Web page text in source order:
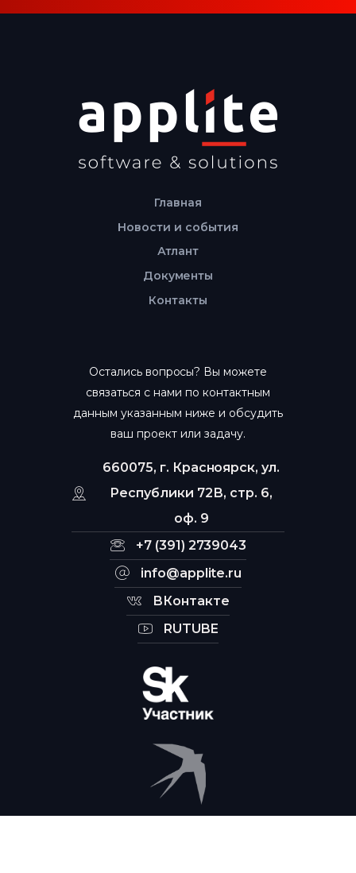
Главная
Новости и события
Атлант
Документы
Контакты
Остались вопросы? Вы можете
связаться с нами по контактным
данным указанным ниже и обсудить
ваш проект или задачу.
660075, г. Красноярск, ул.
Республики 72В, стр. 6,
оф. 9
+7 (391) 2739043
info@applite.ru
ВКонтакте
RUTUBE